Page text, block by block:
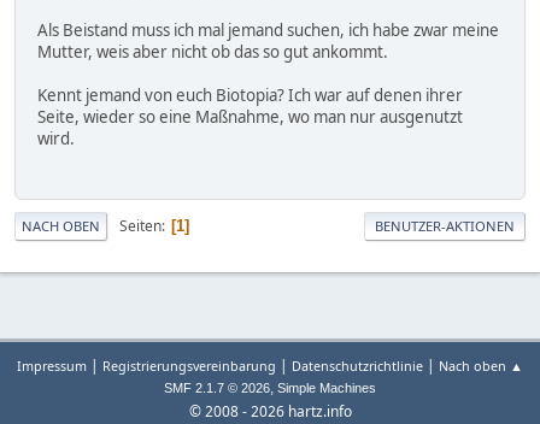
Als Beistand muss ich mal jemand suchen, ich habe zwar meine
Mutter, weis aber nicht ob das so gut ankommt.
Kennt jemand von euch Biotopia? Ich war auf denen ihrer
Seite, wieder so eine Maßnahme, wo man nur ausgenutzt
wird.
NACH OBEN Seiten 1 BENUTZER-AKTIONEN
Impressum | Registrierungsvereinbarung | Datenschutzrichtlinie | Nach oben ▲
SMF 2.1.7 © 2026, Simple Machines
© 2008 - 2026 hartz.info